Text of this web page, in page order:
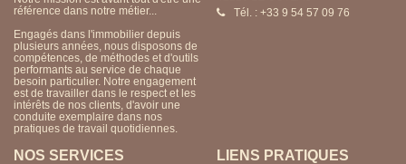
référence dans notre métier...
Engagés dans l'immobilier depuis
plusieurs années, nous disposons de
compétences, de méthodes et d'outils
performants au service de chaque
besoin particulier. Notre engagement
est de travailler dans le respect et les
intérêts de nos clients, d'avoir une
conduite exemplaire dans nos
pratiques de travail quotidiennes.
Tél. : +33 9 54 57 09 76
NOS SERVICES LIENS PRATIQUES